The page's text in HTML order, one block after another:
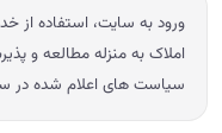
ورود به سایت، استفاده
املاک به منزله مطالعه و
سیاست های اعلام شده در